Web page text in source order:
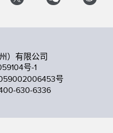
）有限公司
号-1
号
630-6336